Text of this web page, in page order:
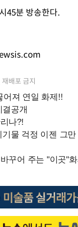
45분 방송한다.
배포 금지